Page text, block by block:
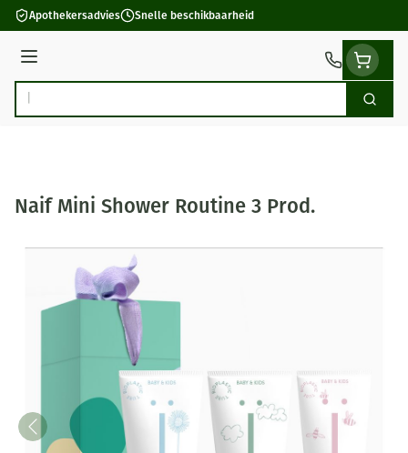
Ga naar de inhoud
Apothekersadvies Snelle beschikbaarheid
Menu
Product, merk, categorie... Zoek
Naif Mini Shower Routine 3 Prod.